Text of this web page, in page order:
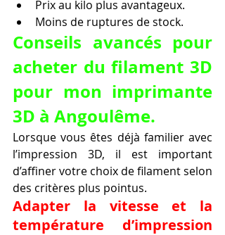
Prix au kilo plus avantageux.
Moins de ruptures de stock.
Conseils avancés pour
acheter du filament 3D
pour mon imprimante
3D à Angoulême.
Lorsque vous êtes déjà familier avec
l’impression 3D, il est important
d’affiner votre choix de filament selon
des critères plus pointus.
Adapter la vitesse et la
température d’impression